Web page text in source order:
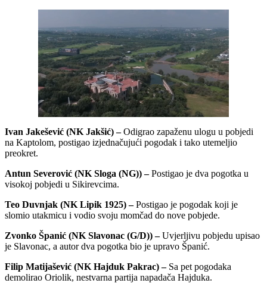
Ivan Jakešević (NK Jakšić) –Odigrao zapaženu ulogu u pobjedi
na Kaptolom, postigao izjednačujući pogodak i tako utemeljio
preokret.
Antun Severović (NK Sloga (NG)) –Postigao je dva pogotka u
visokoj pobjedi u Sikirevcima.
Teo Duvnjak (NK Lipik 1925) –Postigao je pogodak koji je
slomio utakmicu i vodio svoju momčad do nove pobjede.
Zvonko Španić (NK Slavonac (G/D)) –Uvjerljivu pobjedu upisao
je Slavonac, a autor dva pogotka bio je upravo Španić.
Filip Matijašević (NK Hajduk Pakrac) –Sa pet pogodaka
demolirao Oriolik, nestvarna partija napadača Hajduka.